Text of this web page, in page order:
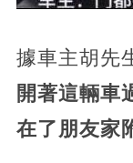
據車主胡先
開著這輛車
在了朋友家